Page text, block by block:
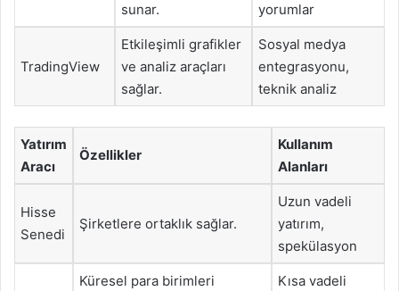
sunar.
yorumlar
TradingView
Etkileşimli grafikler
ve analiz araçları
sağlar.
Sosyal medya
entegrasyonu,
teknik analiz
Yatırım
Aracı
Özellikler
Kullanım
Alanları
Hisse
Senedi
Şirketlere ortaklık sağlar.
Uzun vadeli
yatırım,
spekülasyon
Küresel para birimleri
Kısa vadeli